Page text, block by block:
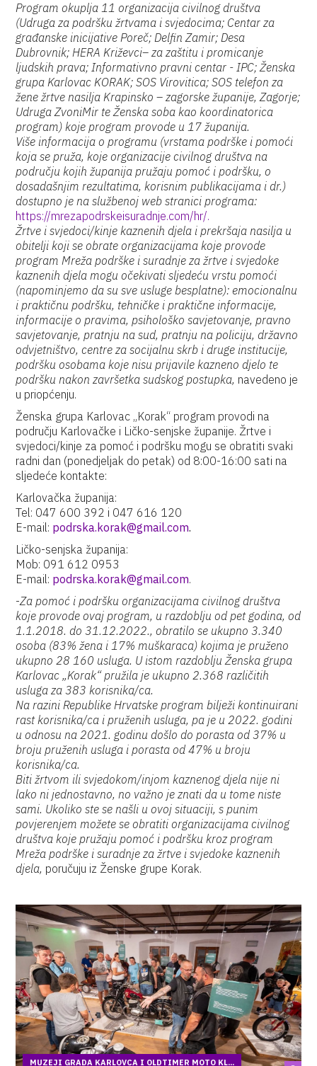
Program okuplja 11 organizacija civilnog društva
(Udruga za podršku žrtvama i svjedocima; Centar za
građanske inicijative Poreč; Delfin Zamir; Desa
Dubrovnik; HERA Križevci– za zaštitu i promicanje
ljudskih prava; Informativno pravni centar - IPC; Ženska
grupa Karlovac KORAK; SOS Virovitica; SOS telefon za
žene žrtve nasilja Krapinsko – zagorske županije, Zagorje;
Udruga ZvoniMir te Ženska soba kao koordinatorica
program) koje program provode u 17 županija.
Više informacija o programu (vrstama podrške i pomoći
koja se pruža, koje organizacije civilnog društva na
području kojih županija pružaju pomoć i podršku, o
dosadašnjim rezultatima, korisnim publikacijama i dr.)
dostupno je na službenoj web stranici programa:
https://mrezapodrskeisuradnje.com/hr/.
Žrtve i svjedoci/kinje kaznenih djela i prekršaja nasilja u
obitelji koji se obrate organizacijama koje provode
program Mreža podrške i suradnje za žrtve i svjedoke
kaznenih djela mogu očekivati sljedeću vrstu pomoći
(napominjemo da su sve usluge besplatne): emocionalnu
i praktičnu podršku, tehničke i praktične informacije,
informacije o pravima, psihološko savjetovanje, pravno
savjetovanje, pratnju na sud, pratnju na policiju, državno
odvjetništvo, centre za socijalnu skrb i druge institucije,
podršku osobama koje nisu prijavile kazneno djelo te
podršku nakon završetka sudskog postupka, navedeno je
u priopćenju.
Ženska grupa Karlovac „Korak“ program provodi na
području Karlovačke i Ličko-senjske županije. Žrtve i
svjedoci/kinje za pomoć i podršku mogu se obratiti svaki
radni dan (ponedjeljak do petak) od 8:00-16:00 sati na
sljedeće kontakte:
Karlovačka županija:
Tel: 047 600 392 i 047 616 120
E-mail: podrska.korak@gmail.com.
Ličko-senjska županija:
Mob: 091 612 0953
E-mail: podrska.korak@gmail.com.
-Za pomoć i podršku organizacijama civilnog društva
koje provode ovaj program, u razdoblju od pet godina, od
1.1.2018. do 31.12.2022., obratilo se ukupno 3.340
osoba (83% žena i 17% muškaraca) kojima je pruženo
ukupno 28 160 usluga. U istom razdoblju Ženska grupa
Karlovac „Korak“ pružila je ukupno 2.368 različitih
usluga za 383 korisnika/ca.
Na razini Republike Hrvatske program bilježi kontinuirani
rast korisnika/ca i pruženih usluga, pa je u 2022. godini
u odnosu na 2021. godinu došlo do porasta od 37% u
broju pruženih usluga i porasta od 47% u broju
korisnika/ca.
Biti žrtvom ili svjedokom/injom kaznenog djela nije ni
lako ni jednostavno, no važno je znati da u tome niste
sami. Ukoliko ste se našli u ovoj situaciji, s punim
povjerenjem možete se obratiti organizacijama civilnog
društva koje pružaju pomoć i podršku kroz program
Mreža podrške i suradnje za žrtve i svjedoke kaznenih
djela, poručuju iz Ženske grupe Korak.
MUZEJI GRADA KARLOVCA I OLDTIMER MOTO KL...